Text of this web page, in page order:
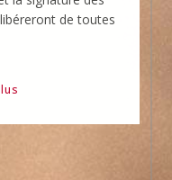
de toutes